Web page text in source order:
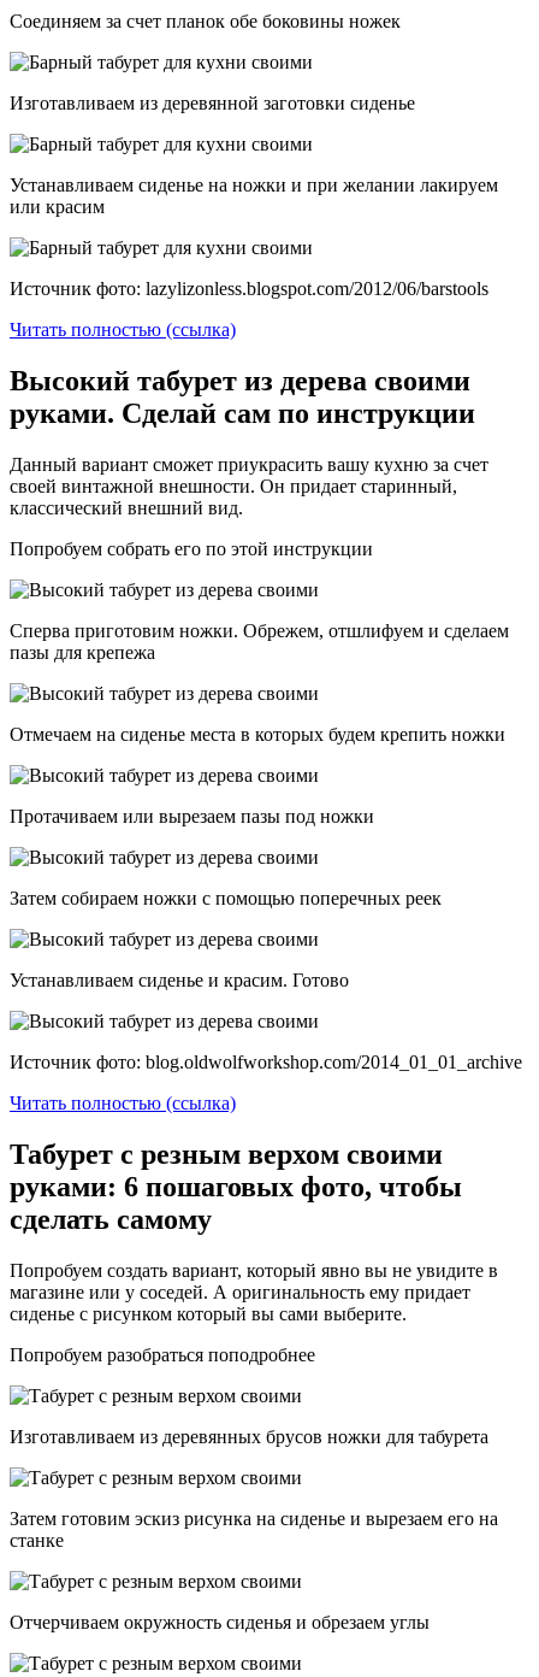
Соединяем за счет планок обе боковины ножек
Изготавливаем из деревянной заготовки сиденье
Устанавливаем сиденье на ножки и при желании лакируем
или красим
Источник фото: lazylizonless.blogspot.com/2012/06/barstools
Читать полностью (ссылка)
Высокий табурет из дерева своими
руками. Сделай сам по инструкции
Данный вариант сможет приукрасить вашу кухню за счет
своей винтажной внешности. Он придает старинный,
классический внешний вид.
Попробуем собрать его по этой инструкции
Сперва приготовим ножки. Обрежем, отшлифуем и сделаем
пазы для крепежа
Отмечаем на сиденье места в которых будем крепить ножки
Протачиваем или вырезаем пазы под ножки
Затем собираем ножки с помощью поперечных реек
Устанавливаем сиденье и красим. Готово
Источник фото: blog.oldwolfworkshop.com/2014_01_01_archive
Читать полностью (ссылка)
Табурет с резным верхом своими
руками: 6 пошаговых фото, чтобы
сделать самому
Попробуем создать вариант, который явно вы не увидите в
магазине или у соседей. А оригинальность ему придает
сиденье с рисунком который вы сами выберите.
Попробуем разобраться поподробнее
Изготавливаем из деревянных брусов ножки для табурета
Затем готовим эскиз рисунка на сиденье и вырезаем его на
станке
Отчерчиваем окружность сиденья и обрезаем углы